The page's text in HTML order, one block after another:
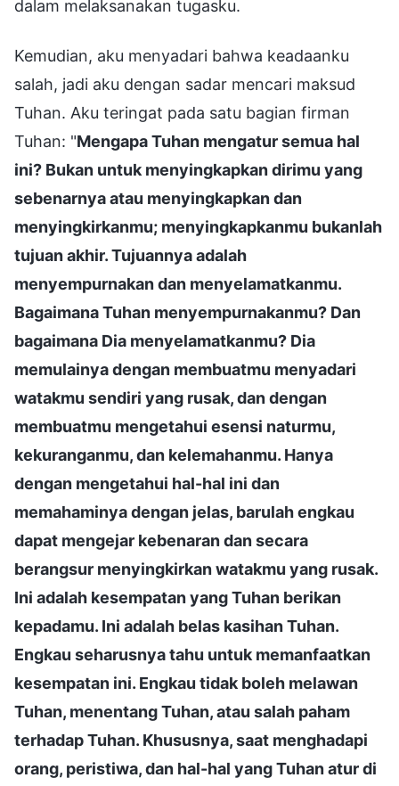
dalam melaksanakan tugasku.
Kemudian, aku menyadari bahwa keadaanku
salah, jadi aku dengan sadar mencari maksud
Tuhan. Aku teringat pada satu bagian firman
Tuhan: "Mengapa Tuhan mengatur semua hal
ini? Bukan untuk menyingkapkan dirimu yang
sebenarnya atau menyingkapkan dan
menyingkirkanmu; menyingkapkanmu bukanlah
tujuan akhir. Tujuannya adalah
menyempurnakan dan menyelamatkanmu.
Bagaimana Tuhan menyempurnakanmu? Dan
bagaimana Dia menyelamatkanmu? Dia
memulainya dengan membuatmu menyadari
watakmu sendiri yang rusak, dan dengan
membuatmu mengetahui esensi naturmu,
kekuranganmu, dan kelemahanmu. Hanya
dengan mengetahui hal-hal ini dan
memahaminya dengan jelas, barulah engkau
dapat mengejar kebenaran dan secara
berangsur menyingkirkan watakmu yang rusak.
Ini adalah kesempatan yang Tuhan berikan
kepadamu. Ini adalah belas kasihan Tuhan.
Engkau seharusnya tahu untuk memanfaatkan
kesempatan ini. Engkau tidak boleh melawan
Tuhan, menentang Tuhan, atau salah paham
terhadap Tuhan. Khususnya, saat menghadapi
orang, peristiwa, dan hal-hal yang Tuhan atur di